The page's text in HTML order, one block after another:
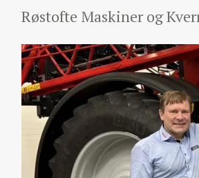
Røstofte Maskiner og